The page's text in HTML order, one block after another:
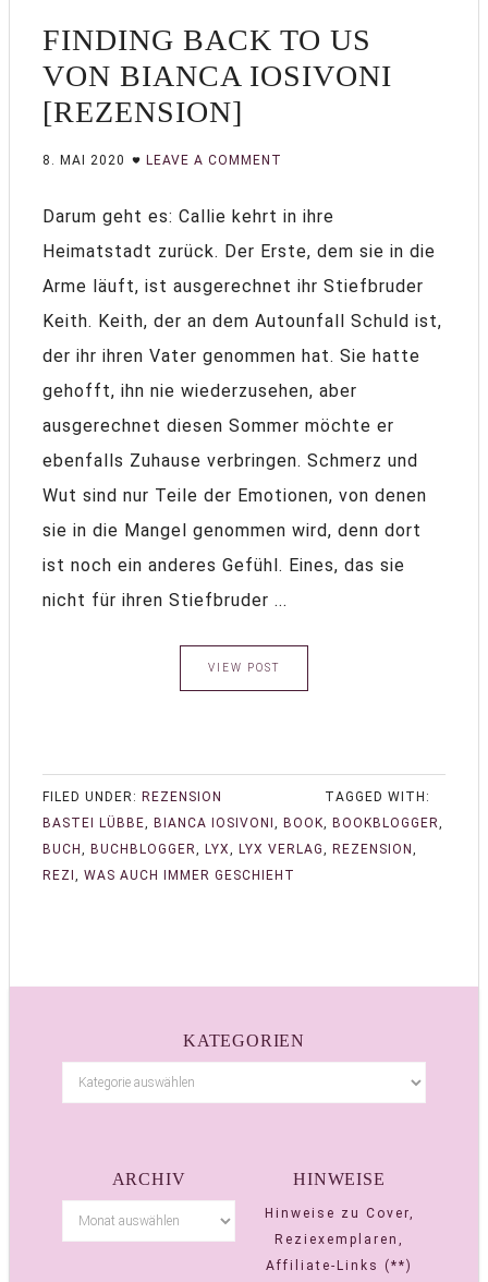
FINDING BACK TO US
VON BIANCA IOSIVONI
[REZENSION]
8. MAI 2020 LEAVE A COMMENT
Darum geht es: Callie kehrt in ihre
Heimatstadt zurück. Der Erste, dem sie in die
Arme läuft, ist ausgerechnet ihr Stiefbruder
Keith. Keith, der an dem Autounfall Schuld ist,
der ihr ihren Vater genommen hat. Sie hatte
gehofft, ihn nie wiederzusehen, aber
ausgerechnet diesen Sommer möchte er
ebenfalls Zuhause verbringen. Schmerz und
Wut sind nur Teile der Emotionen, von denen
sie in die Mangel genommen wird, denn dort
ist noch ein anderes Gefühl. Eines, das sie
nicht für ihren Stiefbruder ...
VIEW POST
FILED UNDER: REZENSION
TAGGED WITH:
BASTEI LÜBBE, BIANCA IOSIVONI , BOOK, BOOKBLOGGER,
BUCH , BUCHBLOGGER, LYX, LYX VERLAG, REZENSION ,
REZI , WAS AUCH IMMER GESCHIEHT
KATEGORIEN
ARCHIV HINWEISE
Hinweise zu Cover,
Reziexemplaren,
Affiliate-Links (**)